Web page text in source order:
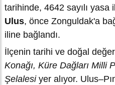
tarihinde, 4642 sayılı
Ulus, önce Zonguldak'a
iline bağlandı.
İlçenin tarihi ve doğal
Konağı, Küre Dağları Milli
Şelalesi yer alıyor.